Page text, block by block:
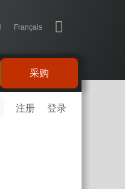
Français
采购
注册 登录